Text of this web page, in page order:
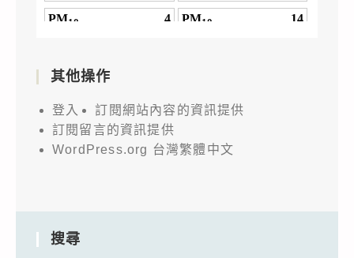
其他操作
登入
訂閱網站內容的資訊提供
訂閱留言的資訊提供
WordPress.org 台灣繁體中文
搜尋